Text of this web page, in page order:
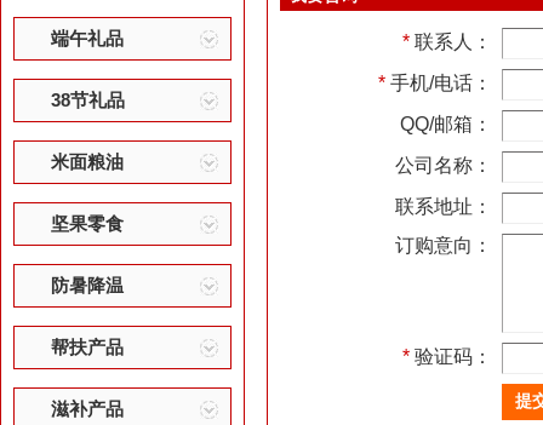
端午礼品
38节礼品
米面粮油
坚果零食
防暑降温
帮扶产品
滋补产品
* 联系人：
* 手机/电话：
QQ/邮箱：
公司名称：
联系地址：
订购意向：
* 验证码：